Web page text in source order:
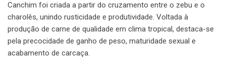
Canchim foi criada a partir do cruzamento entre o zebu e o
charolês, unindo rusticidade e produtividade. Voltada à
produção de carne de qualidade em clima tropical, destaca-se
pela precocidade de ganho de peso, maturidade sexual e
acabamento de carcaça.